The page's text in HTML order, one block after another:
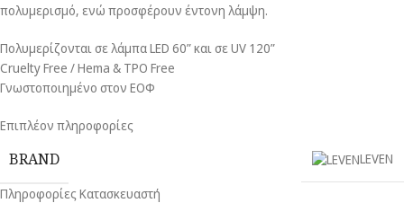
πολυμερισμό, ενώ προσφέρουν έντονη λάμψη.
Πολυμερίζονται σε λάμπα LED 60” και σε UV 120”
Cruelty Free / Hema & TPO Free
Γνωστοποιημένο στον ΕΟΦ
Επιπλέον πληροφορίες
BRAND LEVEN
Πληροφορίες Κατασκευαστή